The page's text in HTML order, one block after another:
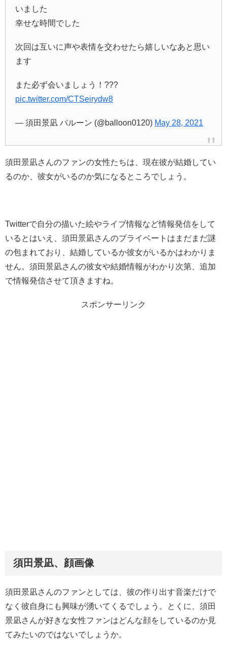
いました
幸せな時間でした
次回は互いに声や表情を交わせたら嬉しいなあと思い
ます
また必ず会いましょう！???
pic.twitter.com/CTSeirydw8
— 須田景凪 バルーン (@balloon0120) May 28, 2021
須田景凪さんのファンの女性たちは、現在彼が結婚してい
るのか、彼女がいるのか気になるところでしょう。
Twitterで自分の描いた絵やライブ情報など情報発信をして
いるとはいえ、須田景凪さんのプライベートはまだまだ謎
の包まれており、結婚しているか彼女がいるかはわかりま
せん。須田景凪さんの彼女や結婚情報がわかり次第、追加
で情報発信させて頂きますね。
スポンサーリンク
須田景凪、顔画像
須田景凪さんのファンとしては、彼の作り出す音楽だけで
なく彼自身にも興味が湧いてくるでしょう。とくに、須田
景凪さんが好きな女性ファンはどんな顔をしているのか見
てみたいのではないでしょうか。